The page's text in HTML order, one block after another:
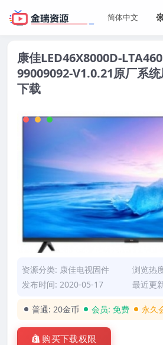
康佳LED46X8000D-
99009092-V1.0.21原厂系
下载
资源分类: 康佳电视固件
浏览热
发布时间: 2020-05-17
最近更
普通: 20金币 会员: 免费 永久
购买下载权限